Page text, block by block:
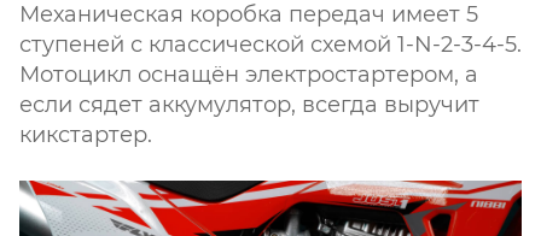
Механическая коробка передач имеет 5
ступеней с классической схемой 1-N-2-3-4-5.
Мотоцикл оснащён электростартером, а
если сядет аккумулятор, всегда выручит
кикстартер.